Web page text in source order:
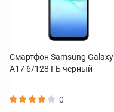
Смартфон Samsung Galaxy
A17 6/128 ГБ черный
0